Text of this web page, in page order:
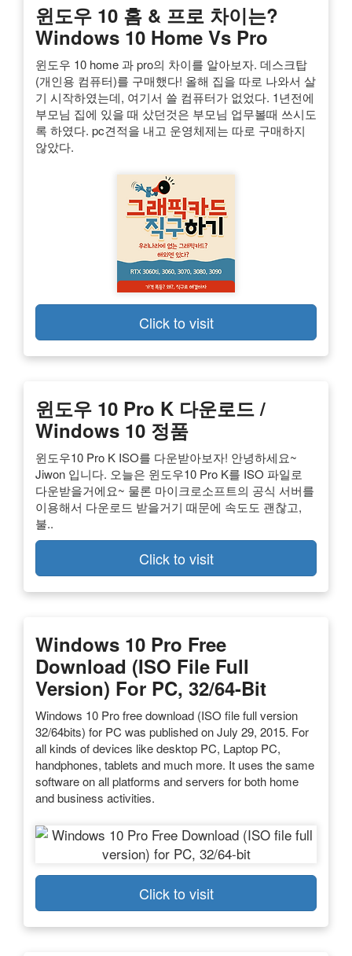
윈도우 10 홈 & 프로 차이는?
Windows 10 Home Vs Pro
윈도우 10 home 과 pro의 차이를 알아보자. 데스크탑
(개인용 컴퓨터)를 구매했다! 올해 집을 따로 나와서 살
기 시작하였는데, 여기서 쓸 컴퓨터가 없었다. 1년전에
부모님 집에 있을 때 샀던것은 부모님 업무볼때 쓰시도
록 하였다. pc견적을 내고 운영체제는 따로 구매하지
않았다.
Click to visit
윈도우 10 Pro K 다운로드 /
Windows 10 정품
윈도우10 Pro K ISO를 다운받아보자! 안녕하세요~
Jiwon 입니다. 오늘은 윈도우10 Pro K를 ISO 파일로
다운받을거에요~ 물론 마이크로소프트의 공식 서버를
이용해서 다운로드 받을거기 때문에 속도도 괜찮고,
불..
Click to visit
Windows 10 Pro Free
Download (ISO File Full
Version) For PC, 32/64-Bit
Windows 10 Pro free download (ISO file full version
32/64bits) for PC was published on July 29, 2015. For
all kinds of devices like desktop PC, Laptop PC,
handphones, tablets and much more. It uses the same
software on all platforms and servers for both home
and business activities.
Click to visit